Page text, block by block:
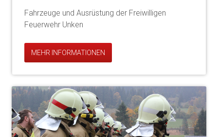
Fahrzeuge und Ausrüstung der Freiwilligen
Feuerwehr Unken
MEHR INFORMATIONEN